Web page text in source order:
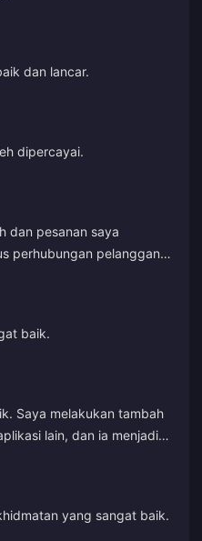
dan lancar.
dipercayai.
dan pesanan saya
perhubungan pelanggan
janjinya untuk memberi
memuaskan, saya
Terima kasih!
baik.
Saya melakukan tambah
lain, dan ia menjadi
yang sangat baik.